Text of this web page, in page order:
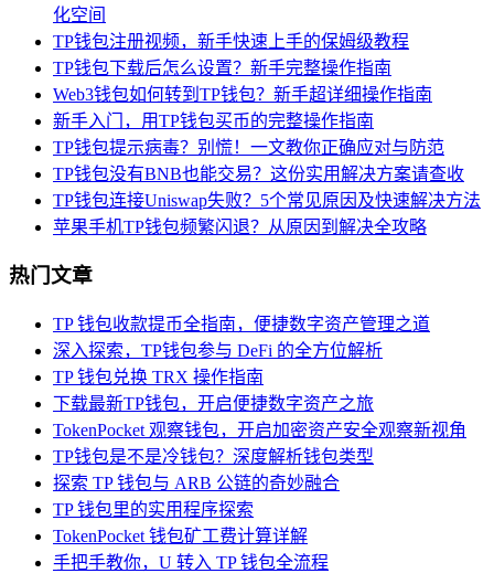
化空间
TP钱包注册视频，新手快速上手的保姆级教程
TP钱包下载后怎么设置？新手完整操作指南
Web3钱包如何转到TP钱包？新手超详细操作指南
新手入门，用TP钱包买币的完整操作指南
TP钱包提示病毒？别慌！一文教你正确应对与防范
TP钱包没有BNB也能交易？这份实用解决方案请查收
TP钱包连接Uniswap失败？5个常见原因及快速解决方法
苹果手机TP钱包频繁闪退？从原因到解决全攻略
热门文章
TP 钱包收款提币全指南，便捷数字资产管理之道
深入探索，TP钱包参与 DeFi 的全方位解析
TP 钱包兑换 TRX 操作指南
下载最新TP钱包，开启便捷数字资产之旅
TokenPocket 观察钱包，开启加密资产安全观察新视角
TP钱包是不是冷钱包？深度解析钱包类型
探索 TP 钱包与 ARB 公链的奇妙融合
TP 钱包里的实用程序探索
TokenPocket 钱包矿工费计算详解
手把手教你，U 转入 TP 钱包全流程